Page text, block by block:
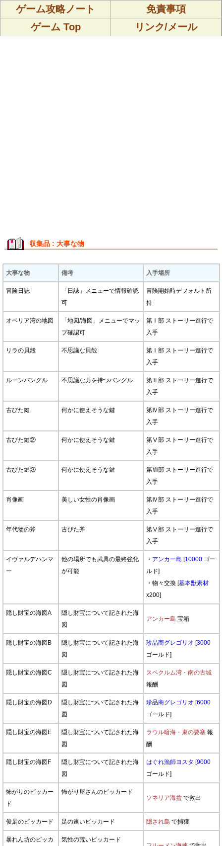
ゲーム攻略ノート
免責事項
ゲーム Top
リンク/メール
収集品 : 大事な物
大事な物 備考 入手場所
冒険日誌
「日誌」メニューで情報確認
可
冒険開始時デフォルト所
持
オベリア湾の地図
「地図/海図」メニューでマッ
プ確認可
第Ⅰ部 ストーリー進行で
入手
リラの貝殻 不思議な貝殻
第Ⅰ部 ストーリー進行で
入手
ルーンバングル 不思議な力を持つバングル
第Ⅱ部 ストーリー進行で
入手
古びた鍵 何かに使えそうな鍵
第Ⅳ部 ストーリー進行で
入手
古びた鍵② 何かに使えそうな鍵
第Ⅴ部 ストーリー進行で
入手
古びた鍵③ 何かに使えそうな鍵
第Ⅶ部 ストーリー進行で
入手
肖像画 美しい女性の肖像画
第Ⅳ部 ストーリー進行で
入手
年代物の斧 古びた斧
第Ⅴ部 ストーリー進行で
入手
イヴァルデハンマ
ー
他の場所でも武具の最終強化
が可能
・ アンカー島 [10000ゴー
ルド]
・物々交換 [基本獣素材
x200]
隠し財宝の海図A
隠し財宝について記された海
図
アンカー島 宝箱
隠し財宝の海図B
隠し財宝について記された海
図
珍品商グレゴリオ [3000
ゴールド]
隠し財宝の海図C
隠し財宝について記された海
図
スペクルム湾・南の古城
報酬
隠し財宝の海図D
隠し財宝について記された海
図
珍品商グレゴリオ [6000
ゴールド]
隠し財宝の海図E
隠し財宝について記された海
図
ラウル暗海・東の要塞報
酬
隠し財宝の海図F
隠し財宝について記された海
図
はぐれ漁師ヨスタ [9000
ゴールド]
怖がりのピッカー
ド
怖がり屋さんのピッカード
ソネリア海盆で救出
俊足のピッカード 足の速いピッカード 隠され島 で捕獲
暴れん坊のピッカ
気性の荒いピッカード